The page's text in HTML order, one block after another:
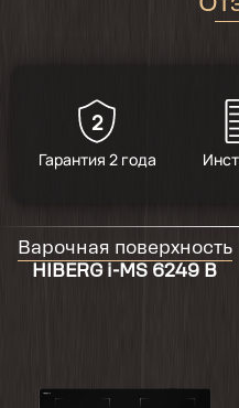
Пока не
Мечты сбываются!!!
2
Гарантия 2 года
Варочная поверхность
HIBERG i-MS 6249 B